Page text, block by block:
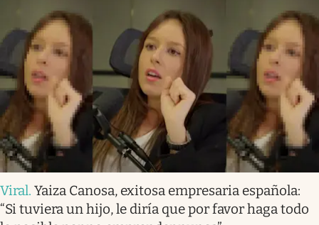
Viral. Yaiza Canosa, exitosa empresaria española:
“Si tuviera un hijo, le diría que por favor haga todo